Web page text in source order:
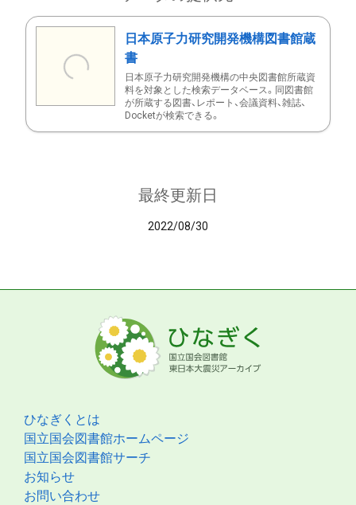
日本原子力研究開発機構図書館蔵
書
日本原子力研究開発機構の中央図書館所蔵資
料を対象とした検索データベース。同図書館
が所蔵する図書、レポート、会議資料、雑誌、
Docketが検索できる。
最終更新日
2022/08/30
ひなぎくとは
国立国会図書館ホームページ
国立国会図書館サーチ
お知らせ
お問い合わせ